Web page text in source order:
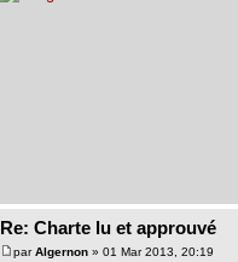
Re: Charte lu et approuvé
parAlgernon» 01 Mar 2013, 20:19